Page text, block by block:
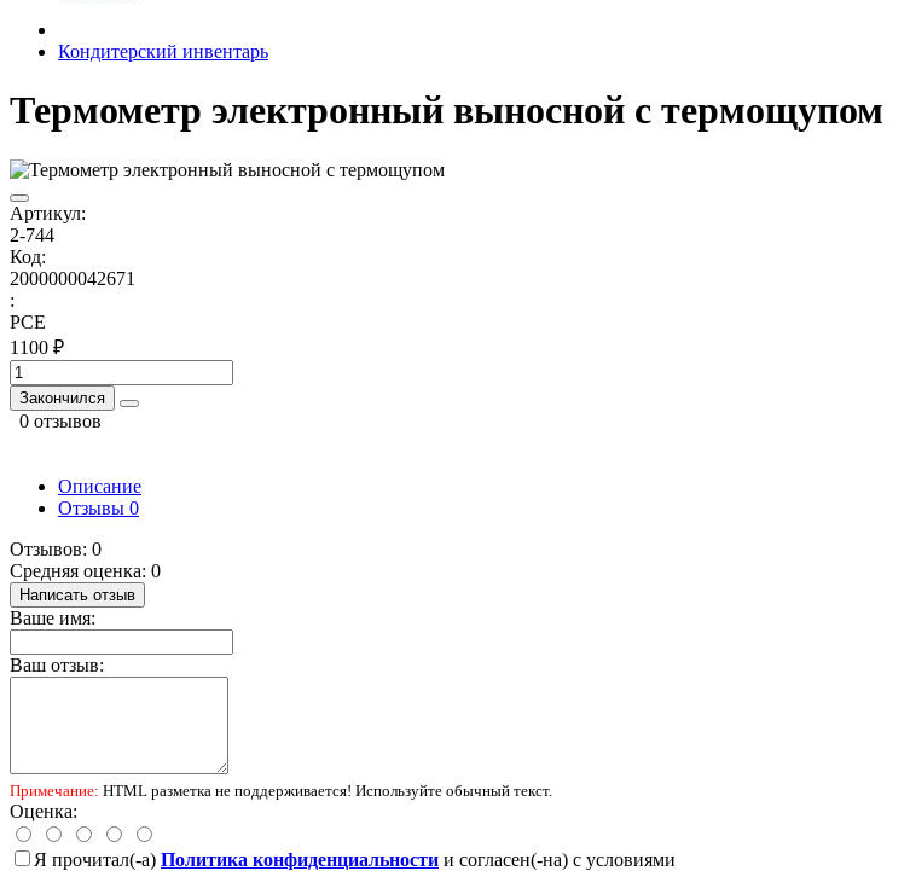
Кондитерский инвентарь
Термометр электронный выносной с термощупом
Артикул:
2-744
Код:
2000000042671
:
PCE
1100 ₽
Закончился
0 отзывов
Описание
Отзывы 0
Отзывов: 0
Средняя оценка: 0
Написать отзыв
Ваше имя:
Ваш отзыв:
Примечание: HTML разметка не поддерживается! Используйте обычный текст.
Оценка:
Я прочитал(-а) Политика конфиденциальности и согласен(-на) с условиями